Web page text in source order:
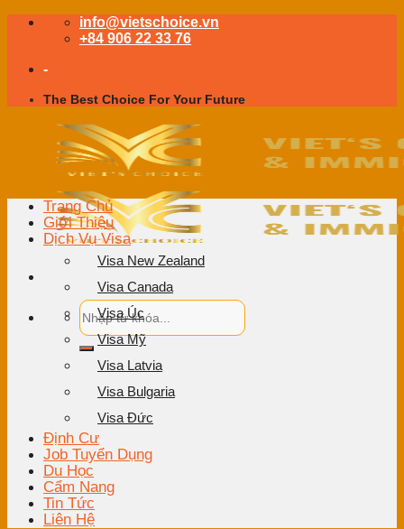
Skip
info@vietschoice.vn
+84 906 22 33 76
-
The Best Choice For Your Future
Trang Chủ
Giới Thiệu
Dịch Vụ Visa
Visa New Zealand
Visa Canada
Visa Úc
Visa Mỹ
Visa Latvia
Visa Bulgaria
Visa Đức
Định Cư
Job Tuyển Dụng
Du Học
Cẩm Nang
Tin Tức
Liên Hệ